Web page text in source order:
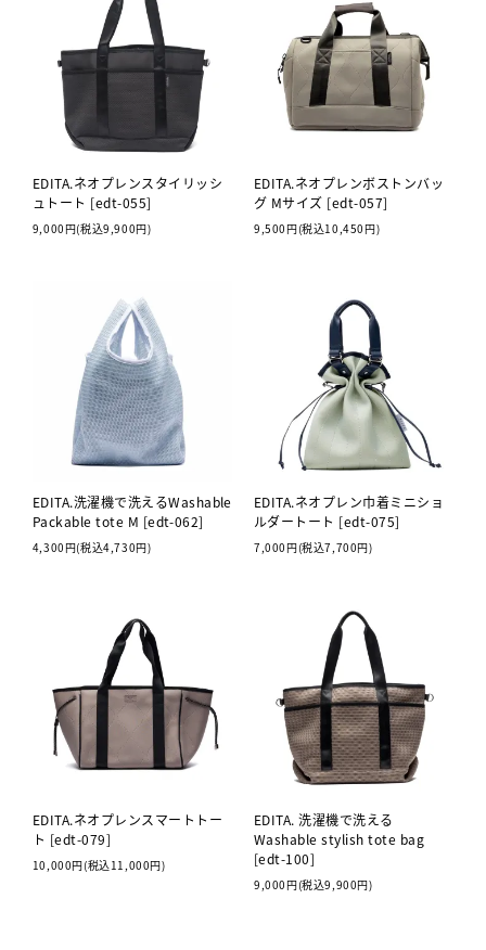
EDITA.ネオプレンスタイリッシ
ュトート [edt-055]
9,000円(税込9,900円)
EDITA.ネオプレンボストンバッ
グ Mサイズ [edt-057]
9,500円(税込10,450円)
EDITA.洗濯機で洗えるWashable
Packable tote M [edt-062]
4,300円(税込4,730円)
EDITA.ネオプレン巾着ミニショ
ルダートート [edt-075]
7,000円(税込7,700円)
EDITA.ネオプレンスマートトー
ト [edt-079]
10,000円(税込11,000円)
EDITA. 洗濯機で洗える
Washable stylish tote bag
[edt-100]
9,000円(税込9,900円)